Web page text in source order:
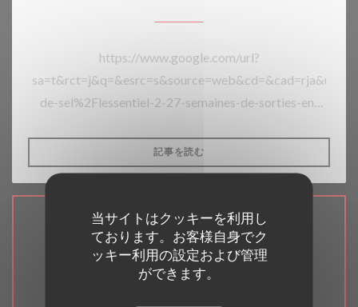
当サイトはクッキーを利用し
ております。お客様自身でク
ッキー利用の設定および管理
ができます。
https://www.google.com/url?
de-sel%2Flessentiel-2-27-semaines-de-sorties-en-
light%2F&usg=AOvVaw0OhwLiHiGSW78KPgW_mrnn
記事を読む
アクセス/お問い合わせ